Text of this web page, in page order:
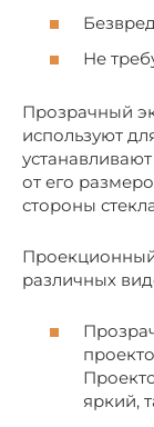
Не
Прозрачный
используют
от его
стороны
различных
яркий,